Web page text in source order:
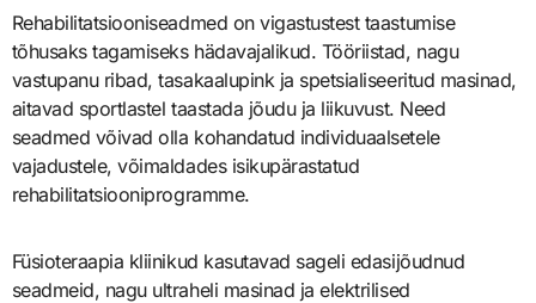
Rehabilitatsiooniseadmed on vigastustest taastumise
tõhusaks tagamiseks hädavajalikud. Tööriistad, nagu
vastupanu ribad, tasakaalupink ja spetsialiseeritud masinad,
aitavad sportlastel taastada jõudu ja liikuvust. Need
seadmed võivad olla kohandatud individuaalsetele
vajadustele, võimaldades isikupärastatud
rehabilitatsiooniprogramme.
Füsioteraapia kliinikud kasutavad sageli edasijõudnud
seadmeid, nagu ultraheli masinad ja elektrilised